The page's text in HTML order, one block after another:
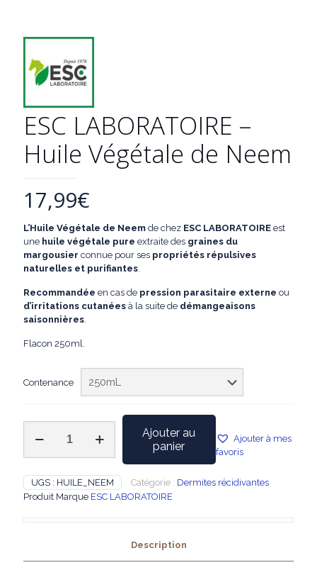
ESC LABORATOIRE –
Huile Végétale de Neem
17,99€
L’Huile Végétale de Neem de chez ESC LABORATOIRE est
une huile végétale pure extraite des graines du
margousier connue pour ses propriétés répulsives
naturelles et purifiantes.
Recommandée en cas de pression parasitaire externe ou
d’irritations cutanées à la suite de démangeaisons
saisonnières.
Flacon 250ml.
Contenance
Huile
Ajouter au
panier
Ajouter à mes
favoris
UGS : HUILE_NEEM Catégorie : Dermites récidivantes
Produit Marque ESC LABORATOIRE
Description